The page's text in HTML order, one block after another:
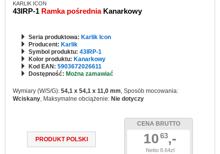
KARLIK ICON
43IRP-1 Ramka pośrednia Kanarkowy
Seria produktowa: Karlik Icon
Producent: Karlik
Symbol produktu: 43IRP-1
Kolor produktu: Kanarkowy
Kod EAN: 5903672026611
Dostępność: Można zamawiać
Wymiary (W/S/G): 54,1 x 54,1 x 11,0 mm, Sposób mocowania:
Wciskany, Maksymalne obciążenie: Nie dotyczy
PRODUKT POLSKI
CENA BRUTTO
1063,-
Netto 8.64zł